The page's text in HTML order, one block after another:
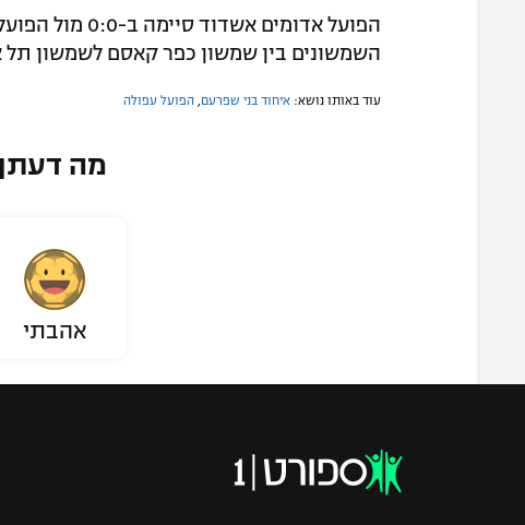
הפועל אדומים
השמשונים בין שמשון כפר קאסם לשמשון תל
עוד באותו נושא: איחוד בני שפרעם הפועל עפולה
מה
אהבתי